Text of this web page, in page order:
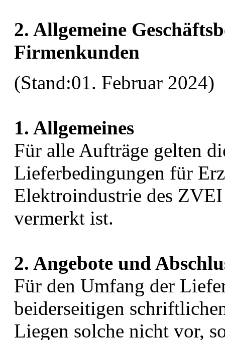
2. Allgemeine
Firmenkunden
(Stand:01. Februar 2024)
1. Allgemeines
Für alle Aufträge gelten
Lieferbedingungen für
Elektroindustrie des
vermerkt ist.
2. Angebote und
Für den Umfang der
beiderseitigen
Liegen solche nicht vor,